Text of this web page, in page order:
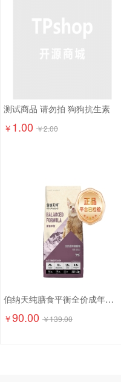
测试商品 请勿拍 狗狗抗生素
￥ 1.00 ￥2.00
伯纳天纯膳食平衡全价成年期猫粮（含三文鱼配方）1.5kg
￥90.00 ￥139.00